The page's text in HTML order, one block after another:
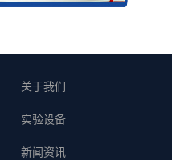
关于我们
实验设备
新闻资讯